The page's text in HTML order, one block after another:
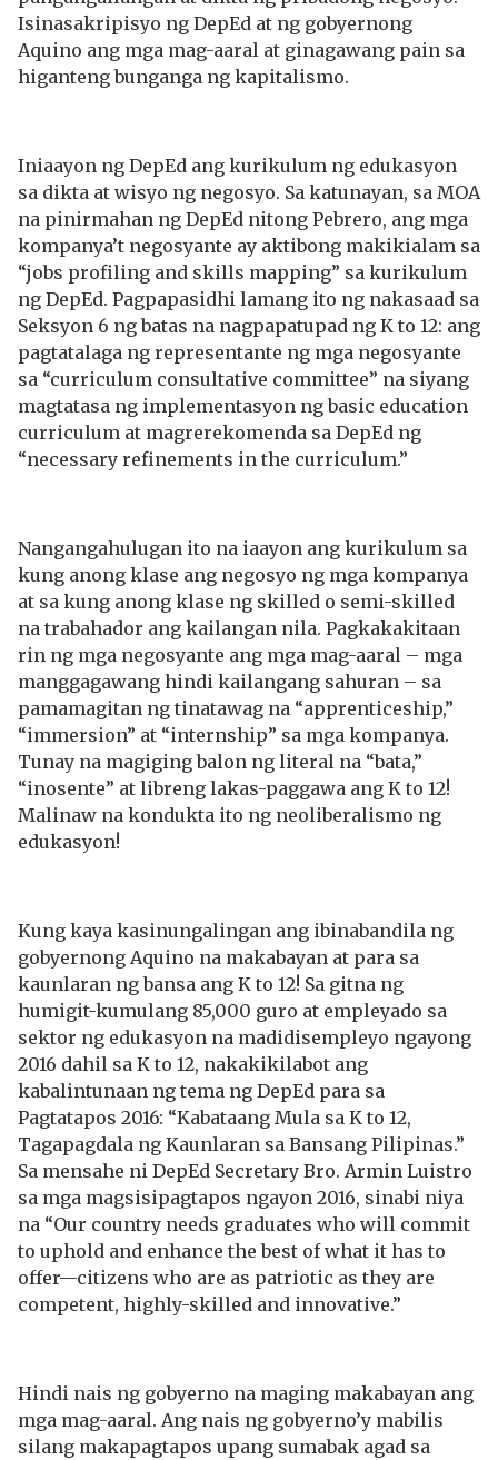
Isinasakripisyo ng DepEd at ng gobyernong
Aquino ang mga mag-aaral at ginagawang pain sa
higanteng bunganga ng kapitalismo.
Iniaayon ng DepEd ang kurikulum ng edukasyon
sa dikta at wisyo ng negosyo. Sa katunayan, sa MOA
na pinirmahan ng DepEd nitong Pebrero, ang mga
kompanya’t negosyante ay aktibong makikialam sa
“jobs profiling and skills mapping” sa kurikulum
ng DepEd. Pagpapasidhi lamang ito ng nakasaad sa
Seksyon 6 ng batas na nagpapatupad ng K to 12: ang
pagtatalaga ng representante ng mga negosyante
sa “curriculum consultative committee” na siyang
magtatasa ng implementasyon ng basic education
curriculum at magrerekomenda sa DepEd ng
“necessary refinements in the curriculum.”
Nangangahulugan ito na iaayon ang kurikulum sa
kung anong klase ang negosyo ng mga kompanya
at sa kung anong klase ng skilled o semi-skilled
na trabahador ang kailangan nila. Pagkakakitaan
rin ng mga negosyante ang mga mag-aaral – mga
manggagawang hindi kailangang sahuran – sa
pamamagitan ng tinatawag na “apprenticeship,”
“immersion” at “internship” sa mga kompanya.
Tunay na magiging balon ng literal na “bata,”
“inosente” at libreng lakas-paggawa ang K to 12!
Malinaw na kondukta ito ng neoliberalismo ng
edukasyon!
Kung kaya kasinungalingan ang ibinabandila ng
gobyernong Aquino na makabayan at para sa
kaunlaran ng bansa ang K to 12! Sa gitna ng
humigit-kumulang 85,000 guro at empleyado sa
sektor ng edukasyon na madidisempleyo ngayong
2016 dahil sa K to 12, nakakikilabot ang
kabalintunaan ng tema ng DepEd para sa
Pagtatapos 2016: “Kabataang Mula sa K to 12,
Tagapagdala ng Kaunlaran sa Bansang Pilipinas.”
Sa mensahe ni DepEd Secretary Bro. Armin Luistro
sa mga magsisipagtapos ngayon 2016, sinabi niya
na “Our country needs graduates who will commit
to uphold and enhance the best of what it has to
offer—citizens who are as patriotic as they are
competent, highly-skilled and innovative.”
Hindi nais ng gobyerno na maging makabayan ang
mga mag-aaral. Ang nais ng gobyerno’y mabilis
silang makapagtapos upang sumabak agad sa